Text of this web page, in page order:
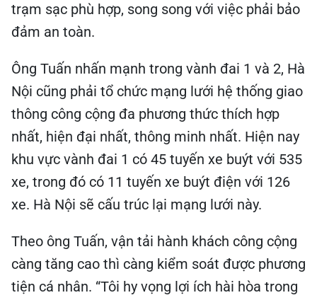
trạm sạc phù hợp, song song với việc phải bảo
đảm an toàn.
Ông Tuấn nhấn mạnh trong vành đai 1 và 2, Hà
Nội cũng phải tổ chức mạng lưới hệ thống giao
thông công cộng đa phương thức thích hợp
nhất, hiện đại nhất, thông minh nhất. Hiện nay
khu vực vành đai 1 có 45 tuyến xe buýt với 535
xe, trong đó có 11 tuyến xe buýt điện với 126
xe. Hà Nội sẽ cấu trúc lại mạng lưới này.
Theo ông Tuấn, vận tải hành khách công cộng
càng tăng cao thì càng kiểm soát được phương
tiện cá nhân. “Tôi hy vọng lợi ích hài hòa trong